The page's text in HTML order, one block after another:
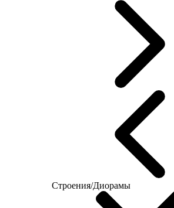
Строения/Диорамы